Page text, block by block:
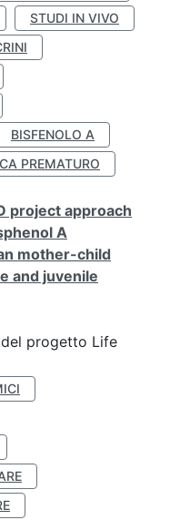
STUDI IN VIVO
BISFENOLO A
PREMATURO
project approach
A
mother-child
and juvenile
progetto Life